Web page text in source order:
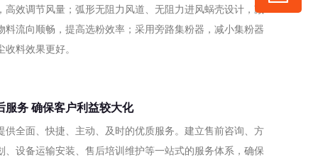
高效调节风量；弧形无阻力风道、无阻力进风蜗壳设计，减
料流向顺畅，提高选粉效率；采用旁路集粉器，减小集粉器
料效果更好。
服务 确保客户利益较大化
供全面、快捷、主动、及时的优质服务。建立售前咨询、方
、设备运输安装、售后培训维护等一站式的服务体系，确保